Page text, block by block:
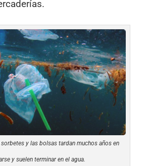
y las bolsas tardan muchos años en
y suelen terminar en el agua.